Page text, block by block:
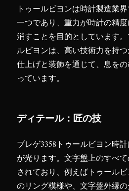
トゥールビヨンは時計製造業
一つであり、重力が時計の精
消すことを目的としています
ルビヨンは、高い技術力を持
仕上げと装飾を通じて、息を
っています。
ディテール：匠の技
ブレゲ3358トゥールビヨン時
が光ります。文字盤上のすべ
されており、例えばトゥール
のリング模様や、文字盤外縁の